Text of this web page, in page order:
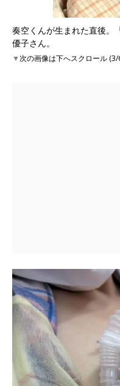
奏空くんが生まれた直後。
優子さん。
▼次の画像は下へスクロール (3/